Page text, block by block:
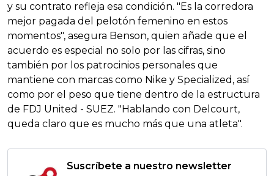
y su contrato refleja esa condición. "Es la corredora
mejor pagada del pelotón femenino en estos
momentos", asegura Benson, quien añade que el
acuerdo es especial no solo por las cifras, sino
también por los patrocinios personales que
mantiene con marcas como Nike y Specialized, así
como por el peso que tiene dentro de la estructura
de FDJ United - SUEZ. "Hablando con Delcourt,
queda claro que es mucho más que una atleta".
Suscríbete a nuestro newsletter